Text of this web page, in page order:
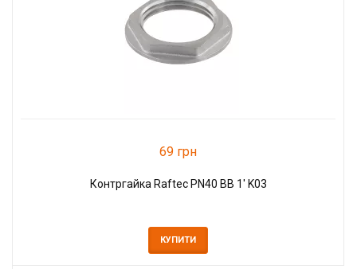
69 грн
Контргайка Raftec PN40 ВВ 1' K03
КУПИТИ